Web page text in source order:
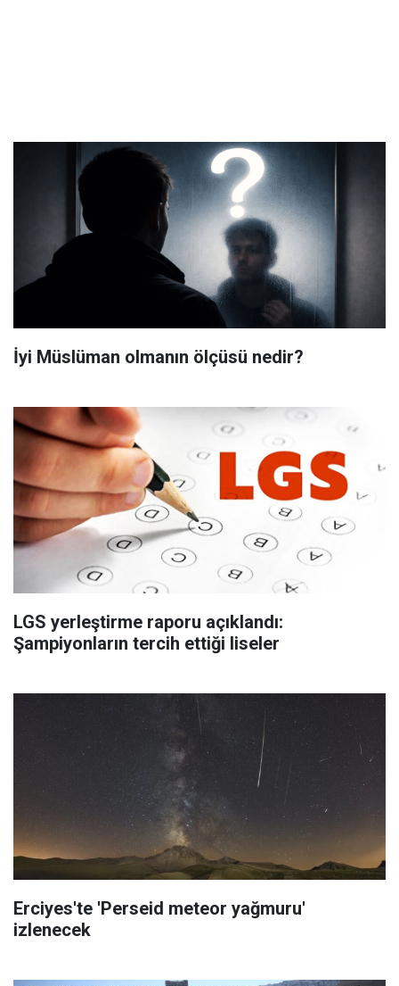
İyi Müslüman olmanın ölçüsü nedir?
LGS yerleştirme raporu açıklandı:
Şampiyonların tercih ettiği liseler
Erciyes'te 'Perseid meteor yağmuru'
izlenecek